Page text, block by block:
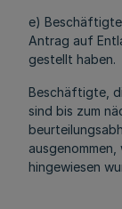
e)
Antrag auf
gestellt haben.
Beschäftigte,
sind bis zum
hingewiesen